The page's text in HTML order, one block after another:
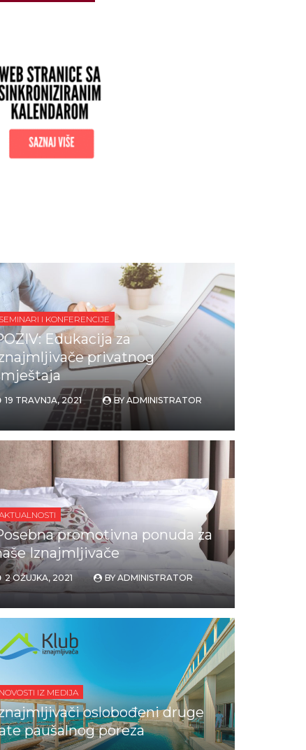
SEMINARI I KONFERENCIJE
Edukacija za
privatnog
19 TRAVNJA, 2021 BYADMINISTRATOR
promotivna ponuda za
Iznajmljivače
2 OŽUJKA, 2021 BYADMINISTRATOR
NOVOSTI IZ MEDIJA
oslobođeni druge
paušalnog poreza